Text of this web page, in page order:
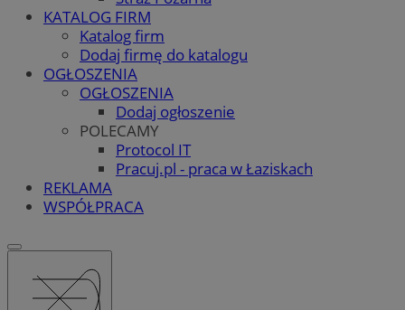
KATALOG FIRM
Katalog firm
Dodaj firmę do katalogu
OGŁOSZENIA
OGŁOSZENIA
Dodaj ogłoszenie
POLECAMY
Protocol IT
Pracuj.pl - praca w Łaziskach
REKLAMA
WSPÓŁPRACA